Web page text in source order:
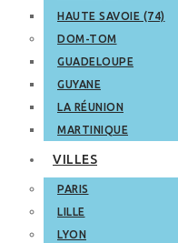
HAUTE SAVOIE (74)
DOM-TOM
GUADELOUPE
GUYANE
LA RÉUNION
MARTINIQUE
VILLES
PARIS
LILLE
LYON